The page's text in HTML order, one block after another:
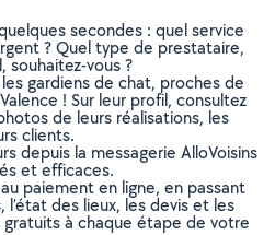
secondes : quel service
? Quel type de prestataire,
souhaitez-vous ?
gardiens de chat, proches de
! Sur leur profil, consultez
de leurs réalisations, les
clients.
depuis la messagerie AlloVoisins
et efficaces.
paiement en ligne, en passant
l’état des lieux, les devis et les
à chaque étape de votre